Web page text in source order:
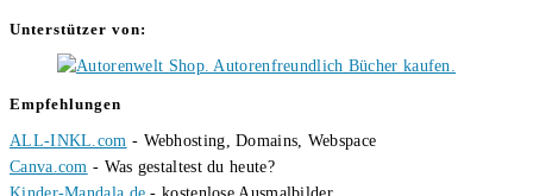
Unterstützer von:
Empfehlungen
ALL-INKL.com - Webhosting, Domains, Webspace
Canva.com - Was gestaltest du heute?